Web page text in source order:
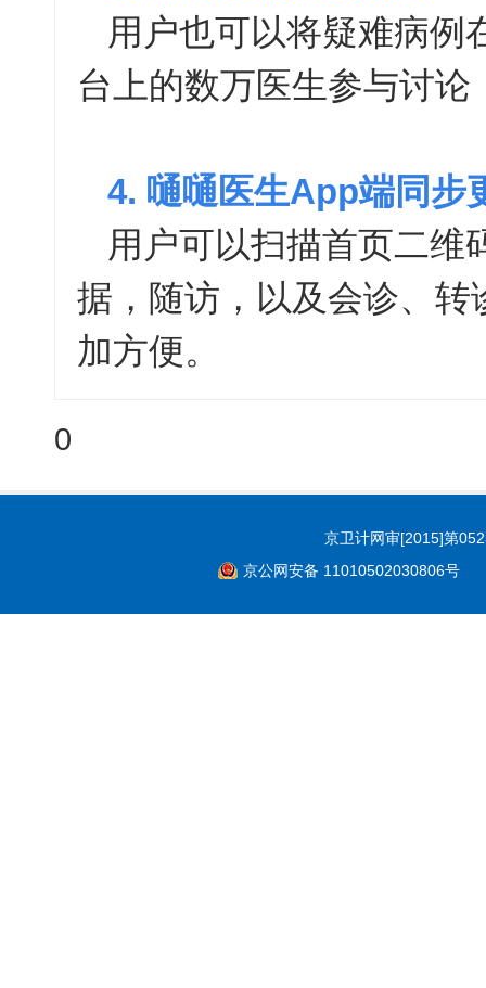
用户也可以将疑难病例
台上的数万医生参与讨
4. 嗵嗵医生App端同步
用户可以扫描首页二维
据，随访，以及会诊、
加方便。
0
京卫计网审[2015]第
京公网安备 11010502030806号